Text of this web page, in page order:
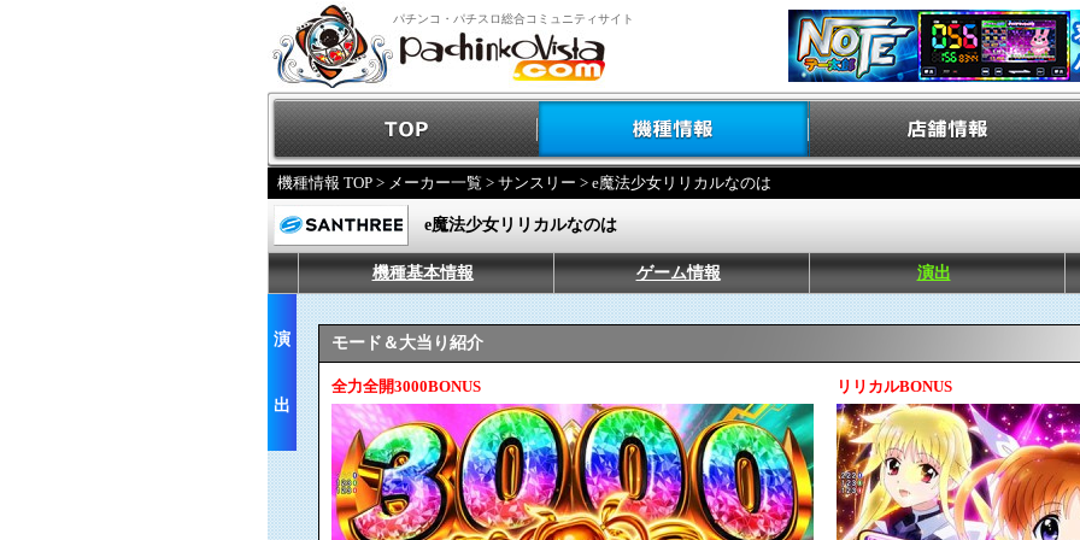
パチンコ・パチスロ総合コミュニティサイト
機種情報 TOP > メーカー一覧 > サンスリー > e魔法少女リリカルなのは
e魔法少女リリカルなのは
機種基本情報 ゲーム情報 演出
演
出
モード＆大当り紹介
全力全開3000BONUS リリカルBONUS